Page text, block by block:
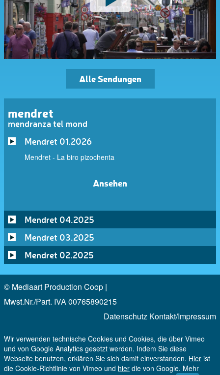
Alle Sendungen
mendret
mendranza tel mond
Mendret 01.2026
Mendret - La biro pizochenta
Ansehen
Mendret 04.2025
Mendret 03.2025
Mendret 02.2025
© Mediaart Production Coop |
Mwst.Nr./Part. IVA 00765890215
Datenschutz Kontakt/Impressum
Wir verwenden technische Cookies und Cookies, die über Vimeo
und von Google Analytics gesetzt werden. Indem Sie diese
Webseite benutzen, erklären Sie sich damit einverstanden. Hier ist
die Cookie-Richtlinie von Vimeo und hier die von Google. Mehr